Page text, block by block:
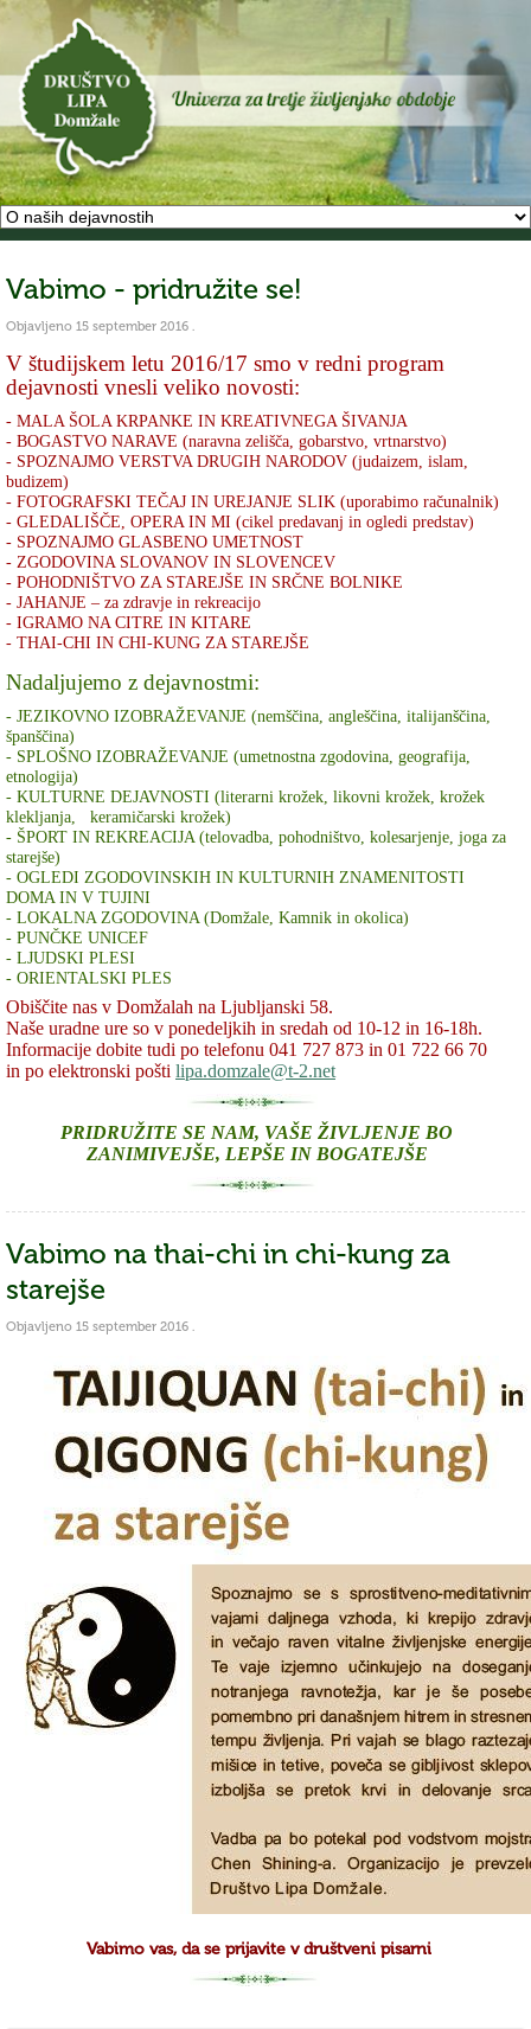
Vabimo - pridružite se!
Objavljeno 15 september 2016 .
V študijskem letu 2016/17 smo v redni program
dejavnosti vnesli veliko novosti:
- MALA ŠOLA KRPANKE IN KREATIVNEGA ŠIVANJA
- BOGASTVO NARAVE (naravna zelišča, gobarstvo, vrtnarstvo)
- SPOZNAJMO VERSTVA DRUGIH NARODOV (judaizem, islam,
budizem)
- FOTOGRAFSKI TEČAJ IN UREJANJE SLIK (uporabimo računalnik)
- GLEDALIŠČE, OPERA IN MI (cikel predavanj in ogledi predstav)
- SPOZNAJMO GLASBENO UMETNOST
- ZGODOVINA SLOVANOV IN SLOVENCEV
- POHODNIŠTVO ZA STAREJŠE IN SRČNE BOLNIKE
- JAHANJE – za zdravje in rekreacijo
- IGRAMO NA CITRE IN KITARE
- THAI-CHI IN CHI-KUNG ZA STAREJŠE
Nadaljujemo z dejavnostmi:
- JEZIKOVNO IZOBRAŽEVANJE (nemščina, angleščina, italijanščina,
španščina)
- SPLOŠNO IZOBRAŽEVANJE (umetnostna zgodovina, geografija,
etnologija)
- KULTURNE DEJAVNOSTI (literarni krožek, likovni krožek, krožek
klekljanja, keramičarski krožek)
- ŠPORT IN REKREACIJA (telovadba, pohodništvo, kolesarjenje, joga za
starejše)
- OGLEDI ZGODOVINSKIH IN KULTURNIH ZNAMENITOSTI
DOMA IN V TUJINI
- LOKALNA ZGODOVINA (Domžale, Kamnik in okolica)
- PUNČKE UNICEF
- LJUDSKI PLESI
- ORIENTALSKI PLES
Obiščite nas v Domžalah na Ljubljanski 58.
Naše uradne ure so v ponedeljkih in sredah od 10-12 in 16-18h.
Informacije dobite tudi po telefonu 041 727 873 in 01 722 66 70
in po elektronski pošti lipa.domzale@t-2.net
PRIDRUŽITE SE NAM, VAŠE ŽIVLJENJE BO
ZANIMIVEJŠE, LEPŠE IN BOGATEJŠE
Vabimo na thai-chi in chi-kung za
starejše
Objavljeno 15 september 2016 .
Vabimo vas, da se prijavite v društveni pisarni